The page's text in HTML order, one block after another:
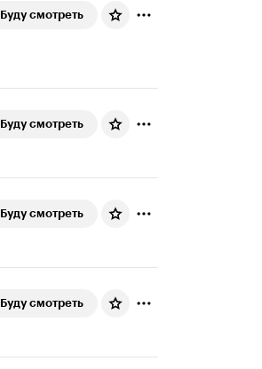
Буду смотреть
Буду смотреть
Буду смотреть
Буду смотреть